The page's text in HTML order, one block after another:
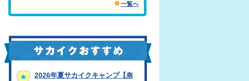
一覧へ
2026年夏サカイクキャンプ【奈